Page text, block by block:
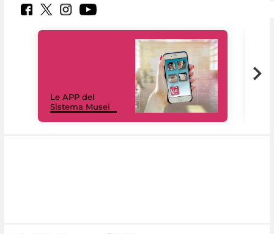
Le APP del
Sistema Musei